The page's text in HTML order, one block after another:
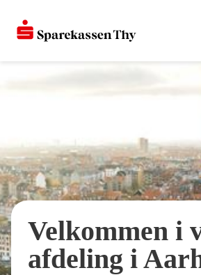
Velkommen i
afdeling i